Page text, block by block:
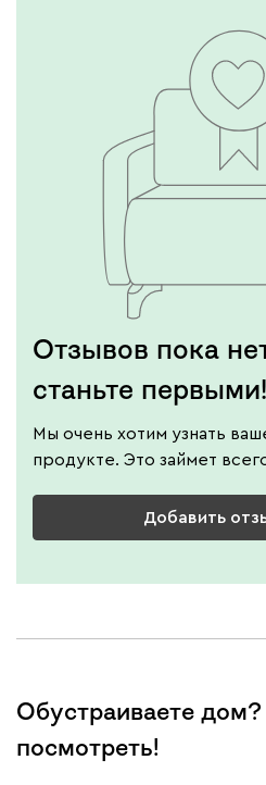
Отзывов пока
станьте первыми!
Мы очень хотим узнать
продукте. Это займет
Добавить
Обустраиваете
посмотреть!